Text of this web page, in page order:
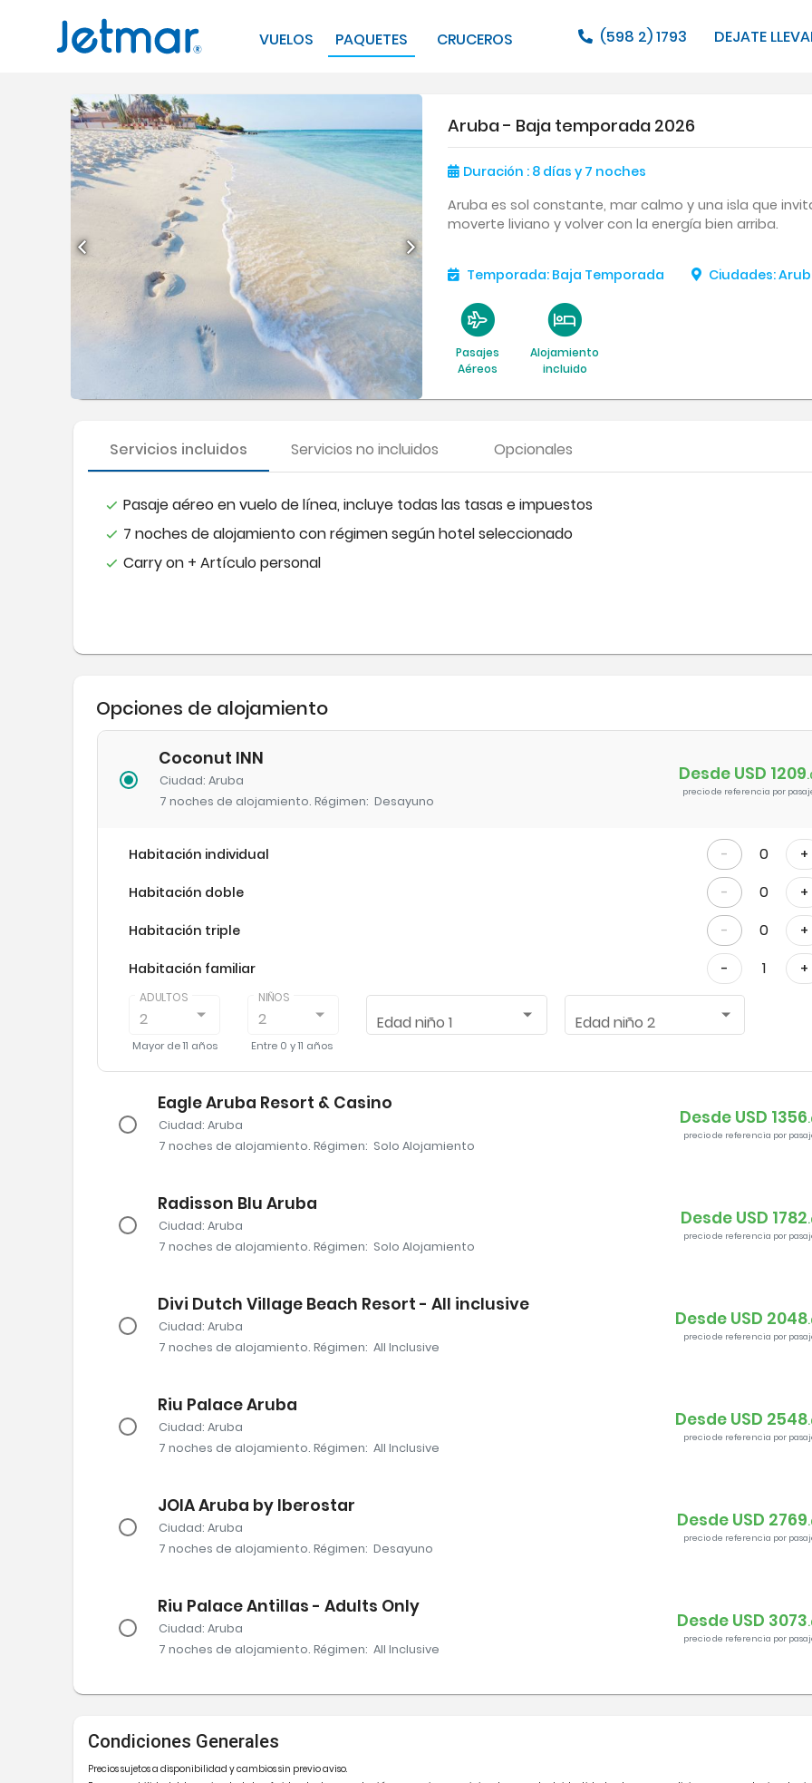
VUELOS PAQUETES CRUCEROS (598 2) 1793 DEJATE
Aruba - Baja temporada 2026
Duración : 8 días y 7 noches
Aruba es sol constante, mar calmo y una isla que
moverte liviano y volver con la energía bien arriba.
Temporada: Baja Temporada Ciudades:
Pasajes
Aéreos
Alojamiento
incluido
Servicios incluidos Servicios no incluidos Opcionales
Pasaje aéreo en vuelo de línea, incluye todas las tasas e impuestos
7 noches de alojamiento con régimen según hotel seleccionado
Carry on + Artículo personal
Opciones de alojamiento
Coconut INN
Ciudad: Aruba
7 noches de alojamiento. Régimen: Desayuno
Desde USD 1209.
precio de referencia por
Habitación individual - 0 +
Habitación doble - 0 +
Habitación triple - 0 +
Habitación familiar - 1 +
2
ADULTOS
Mayor de11 años
2
NIÑOS
Entre 0 y 11 años
Edad niño 1 Edad niño 2
Eagle Aruba Resort & Casino
Ciudad: Aruba
7 noches de alojamiento. Régimen: Solo Alojamiento
Desde USD 1356.
precio de referencia por
Radisson Blu Aruba
Ciudad: Aruba
7 noches de alojamiento. Régimen: Solo Alojamiento
Desde USD 1782.
precio de referencia por
Divi Dutch Village Beach Resort - All inclusive
Ciudad: Aruba
7 noches de alojamiento. Régimen: All Inclusive
Desde USD 2048.
precio de referencia por
Riu Palace Aruba
Ciudad: Aruba
7 noches de alojamiento. Régimen: All Inclusive
Desde USD 2548.
precio de referencia por
JOIA Aruba by Iberostar
Ciudad: Aruba
7 noches de alojamiento. Régimen: Desayuno
Desde USD 2769.
precio de referencia por
Riu Palace Antillas - Adults Only
Ciudad: Aruba
7 noches de alojamiento. Régimen: All Inclusive
Desde USD 3073.
precio de referencia por
Condiciones Generales
Precios sujetos a disponibilidad y cambios sin previo aviso.